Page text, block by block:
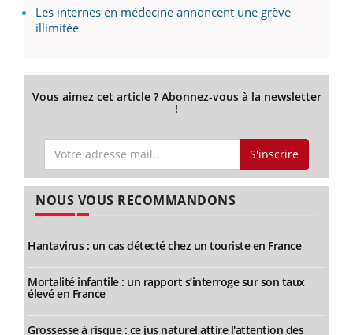
Les internes en médecine annoncent une grève
illimitée
Vous aimez cet article ? Abonnez-vous à la newsletter
!
S'inscrire
NOUS VOUS RECOMMANDONS
Hantavirus : un cas détecté chez un touriste en France
Mortalité infantile : un rapport s’interroge sur son taux
élevé en France
Grossesse à risque : ce jus naturel attire l'attention des